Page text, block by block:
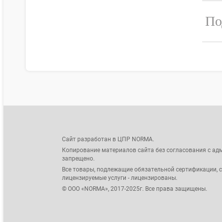
Сайт разработан в ЦПР NORMA.
Копирование материалов сайта без согласования с
запрещено.
Все товары, подлежащие обязательной сертификации,
лицензируемые услуги - лицензированы.
© ООО «NORMA», 2017-2025г. Все права защищены.